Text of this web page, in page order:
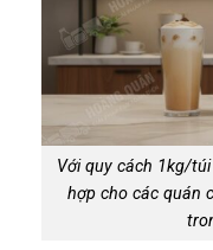
Với quy cách 1kg/
hợp cho các quán